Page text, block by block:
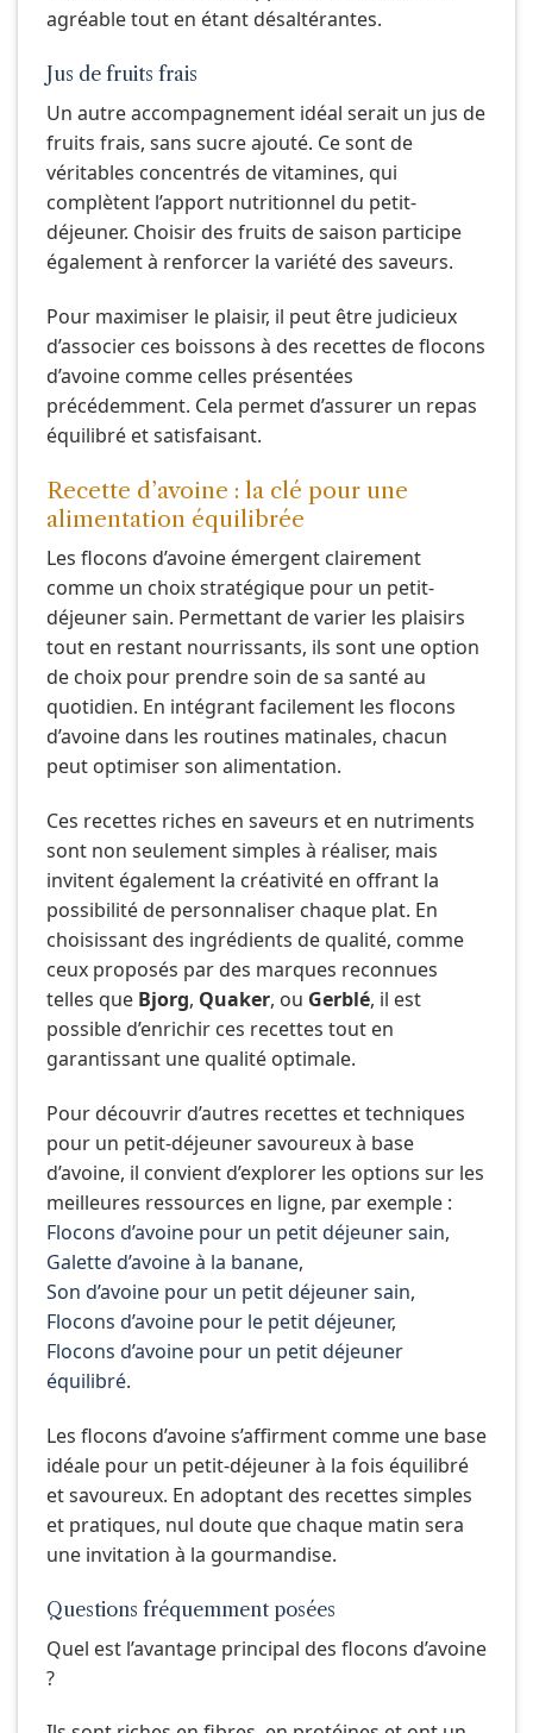
agréable tout en étant désaltérantes.
Jus de fruits frais
Un autre accompagnement idéal serait un jus de
fruits frais, sans sucre ajouté. Ce sont de
véritables concentrés de vitamines, qui
complètent l’apport nutritionnel du petit-
déjeuner. Choisir des fruits de saison participe
également à renforcer la variété des saveurs.
Pour maximiser le plaisir, il peut être judicieux
d’associer ces boissons à des recettes de flocons
d’avoine comme celles présentées
précédemment. Cela permet d’assurer un repas
équilibré et satisfaisant.
Recette d’avoine : la clé pour une
alimentation équilibrée
Les flocons d’avoine émergent clairement
comme un choix stratégique pour un petit-
déjeuner sain. Permettant de varier les plaisirs
tout en restant nourrissants, ils sont une option
de choix pour prendre soin de sa santé au
quotidien. En intégrant facilement les flocons
d’avoine dans les routines matinales, chacun
peut optimiser son alimentation.
Ces recettes riches en saveurs et en nutriments
sont non seulement simples à réaliser, mais
invitent également la créativité en offrant la
possibilité de personnaliser chaque plat. En
choisissant des ingrédients de qualité, comme
ceux proposés par des marques reconnues
telles que Bjorg, Quaker, ou Gerblé, il est
possible d’enrichir ces recettes tout en
garantissant une qualité optimale.
Pour découvrir d’autres recettes et techniques
pour un petit-déjeuner savoureux à base
d’avoine, il convient d’explorer les options sur les
meilleures ressources en ligne, par exemple :
Flocons d’avoine pour un petit déjeuner sain,
Galette d’avoine à la banane,
Son d’avoine pour un petit déjeuner sain,
Flocons d’avoine pour le petit déjeuner,
Flocons d’avoine pour un petit déjeuner
équilibré.
Les flocons d’avoine s’affirment comme une base
idéale pour un petit-déjeuner à la fois équilibré
et savoureux. En adoptant des recettes simples
et pratiques, nul doute que chaque matin sera
une invitation à la gourmandise.
Questions fréquemment posées
Quel est l’avantage principal des flocons d’avoine
?